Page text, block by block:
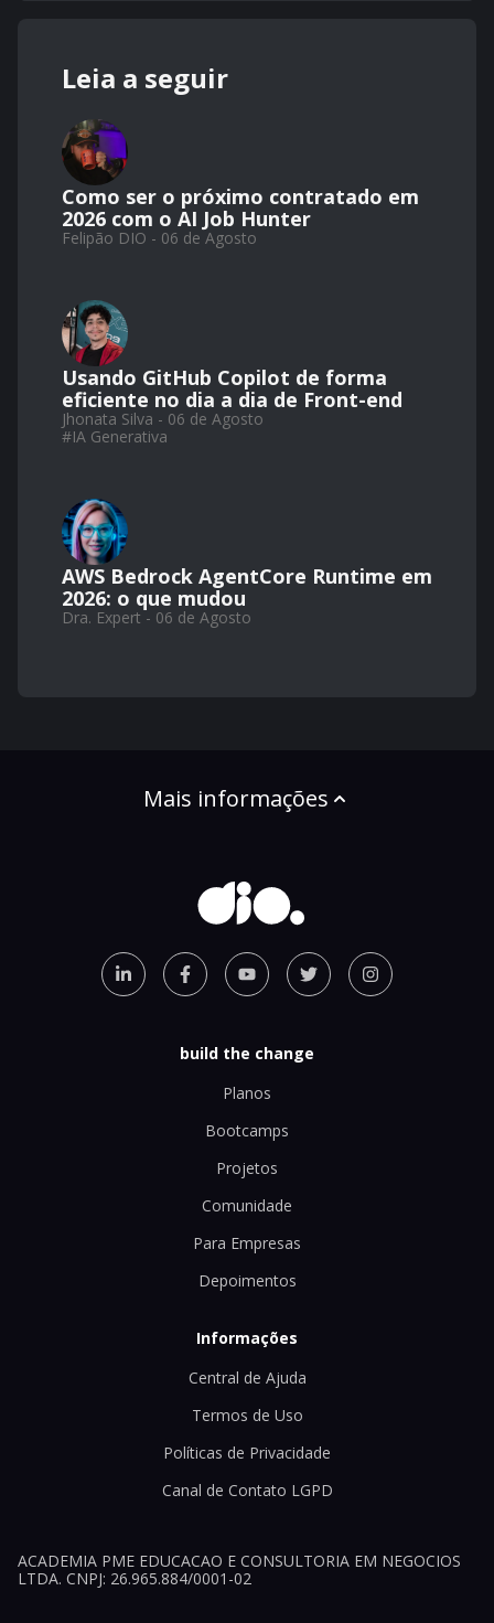
Leia a seguir
Como ser o próximo contratado em
2026 com o AI Job Hunter
Felipão DIO - 06 de Agosto
Usando GitHub Copilot de forma
eficiente no dia a dia de Front-end
Jhonata Silva - 06 de Agosto
#IA Generativa
AWS Bedrock AgentCore Runtime em
2026: o que mudou
Dra. Expert - 06 de Agosto
Mais informações
build the change
Planos
Bootcamps
Projetos
Comunidade
Para Empresas
Depoimentos
Informações
Central de Ajuda
Termos de Uso
Políticas de Privacidade
Canal de Contato LGPD
ACADEMIA PME EDUCACAO E CONSULTORIA EM NEGOCIOS
LTDA. CNPJ: 26.965.884/0001-02